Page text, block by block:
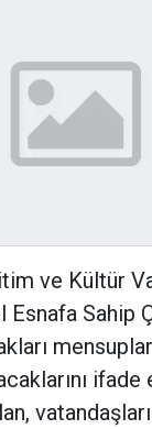
ve Kültür
Esnafa Sahip
ifade